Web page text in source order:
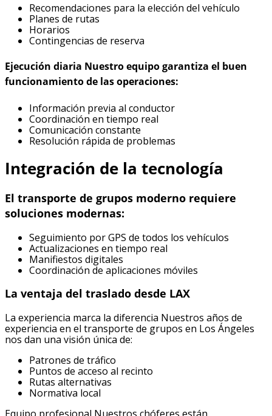
Recomendaciones para la elección del vehículo
Planes de rutas
Horarios
Contingencias de reserva
Ejecución diaria Nuestro equipo garantiza el buen
funcionamiento de las operaciones:
Información previa al conductor
Coordinación en tiempo real
Comunicación constante
Resolución rápida de problemas
Integración de la tecnología
El transporte de grupos moderno requiere
soluciones modernas:
Seguimiento por GPS de todos los vehículos
Actualizaciones en tiempo real
Manifiestos digitales
Coordinación de aplicaciones móviles
La ventaja del traslado desde LAX
La experiencia marca la diferencia Nuestros años de
experiencia en el transporte de grupos en Los Ángeles
nos dan una visión única de:
Patrones de tráfico
Puntos de acceso al recinto
Rutas alternativas
Normativa local